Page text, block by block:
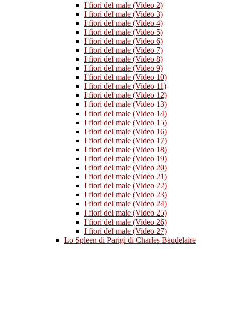
I fiori del male (Video 2)
I fiori del male (Video 3)
I fiori del male (Video 4)
I fiori del male (Video 5)
I fiori del male (Video 6)
I fiori del male (Video 7)
I fiori del male (Video 8)
I fiori del male (Video 9)
I fiori del male (Video 10)
I fiori del male (Video 11)
I fiori del male (Video 12)
I fiori del male (Video 13)
I fiori del male (Video 14)
I fiori del male (Video 15)
I fiori del male (Video 16)
I fiori del male (Video 17)
I fiori del male (Video 18)
I fiori del male (Video 19)
I fiori del male (Video 20)
I fiori del male (Video 21)
I fiori del male (Video 22)
I fiori del male (Video 23)
I fiori del male (Video 24)
I fiori del male (Video 25)
I fiori del male (Video 26)
I fiori del male (Video 27)
Lo Spleen di Parigi di Charles Baudelaire